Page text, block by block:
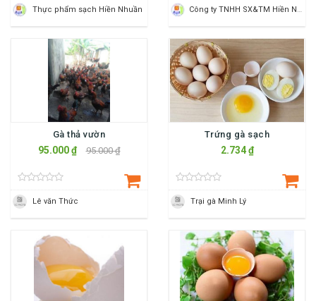
Thực phẩm sạch Hiền Nhuần
Gà thả vườn
95.000 ₫ 95.000 ₫
Lê văn Thức
Trứng gà sạch
2.734 ₫
Trại gà Minh Lý